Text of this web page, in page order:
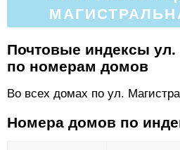
Почтовые индексы ул.
по номерам домов
Во всех домах по ул.
Номера домов по